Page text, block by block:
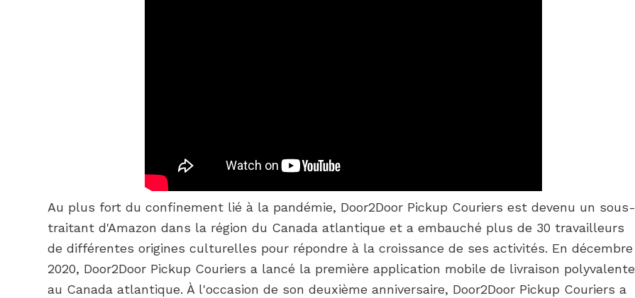
Au plus fort du confinement lié à la pandémie, Door2Door Pickup Couriers est devenu un sous-
traitant d'Amazon dans la région du Canada atlantique et a embauché plus de 30 travailleurs
de différentes origines culturelles pour répondre à la croissance de ses activités. En décembre
2020, Door2Door Pickup Couriers a lancé la première application mobile de livraison polyvalente
au Canada atlantique. À l'occasion de son deuxième anniversaire, Door2Door Pickup Couriers a